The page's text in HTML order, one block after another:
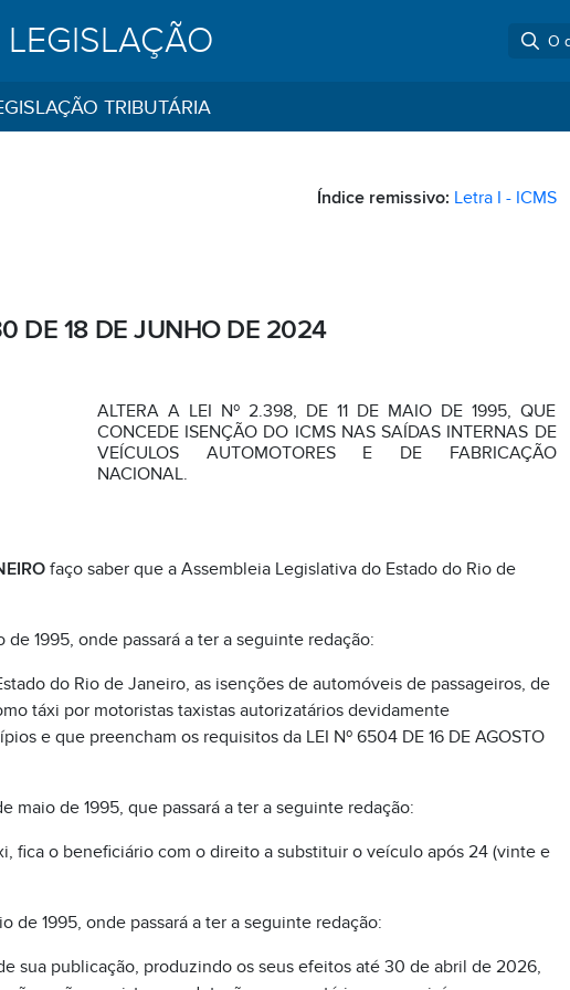
LEGISLAÇÃO
TRIBUTÁRIA
Índice remissivo: Letra I - ICMS
DE 18 DE JUNHO DE 2024
ALTERA A LEI Nº 2.398, DE 11 DE MAIO DE 1995, QUE
CONCEDE ISENÇÃO DO ICMS NAS SAÍDAS INTERNAS DE
VEÍCULOS AUTOMOTORES E DE FABRICAÇÃO
NACIONAL.
faço saber que a Assembleia Legislativa do Estado do Rio de
de 1995, onde passará a ter a seguinte redação:
do Rio de Janeiro, as isenções de automóveis de passageiros, de
táxi por motoristas taxistas autorizatários devidamente
e que preencham os requisitos da LEI Nº 6504 DE 16 DE AGOSTO
maio de 1995, que passará a ter a seguinte redação:
fica o beneficiário com o direito a substituir o veículo após 24 (vinte e
de 1995, onde passará a ter a seguinte redação:
sua publicação, produzindo os seus efeitos até 30 de abril de 2026,